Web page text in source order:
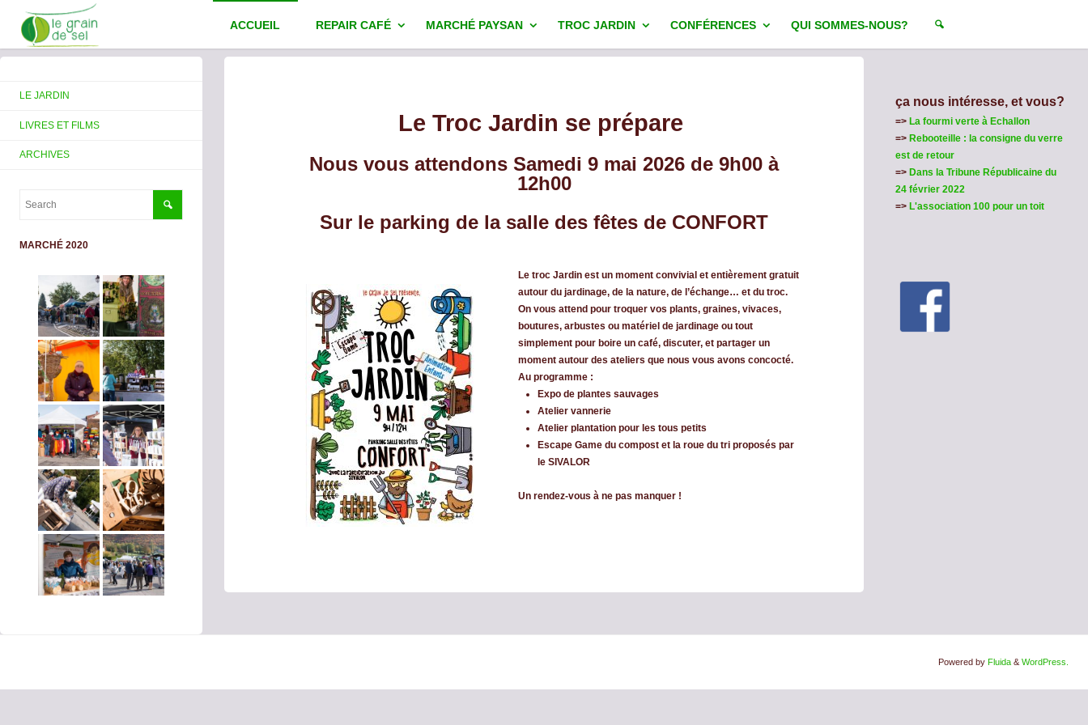
ACCUEIL REPAIR CAFÉ MARCHÉ PAYSAN TROC JARDIN CONFÉRENCES QUI SOMMES-NOUS?
Le Troc Jardin se prépare
Nous vous attendons Samedi 9 mai 2026 de 9h00 à
12h00
Sur le parking de la salle des fêtes de CONFORT
Le troc Jardin est un moment convivial et entièrement gratuit
autour du jardinage, de la nature, de l’échange… et du troc.
On vous attend pour troquer vos plants, graines, vivaces,
boutures, arbustes ou matériel de jardinage ou tout
simplement pour boire un café, discuter, et partager un
moment autour des ateliers que nous vous avons concocté.
Au programme :
Expo de plantes sauvages
Atelier vannerie
Atelier plantation pour les tous petits
Escape Game du compost et la roue du tri proposés par
le SIVALOR
Un rendez-vous à ne pas manquer !
LE JARDIN
LIVRES ET FILMS
ARCHIVES
MARCHÉ 2020
ça nous intéresse, et vous?
=> La fourmi verte à Echallon
=> Rebooteille : la consigne du verre
est de retour
=> Dans la Tribune Républicaine du
24 février 2022
=> L'association 100 pour un toit
Powered by Fluida & WordPress.